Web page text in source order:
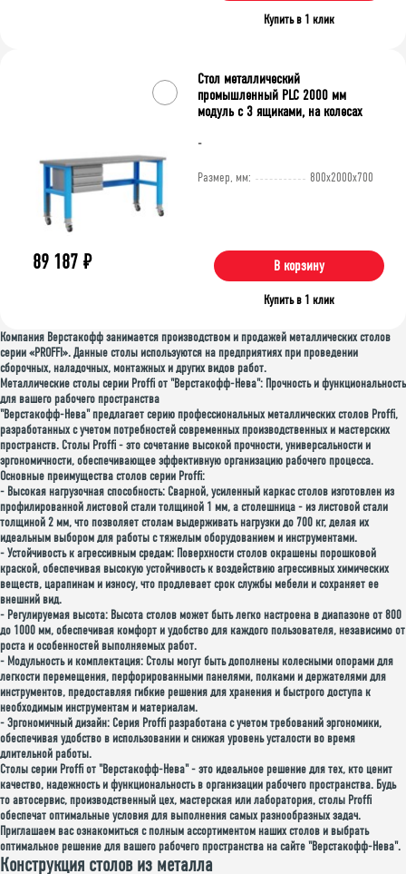
Купить в 1 клик
-
Стол металлический
промышленный PLC 2000 мм
модуль с 3 ящиками, на колесах
Размер, мм: 800x2000x700
89 187 ₽ В корзину
Купить в 1 клик
Компания Верстакофф занимается производством и продажей металлических столов
серии «PROFFI». Данные столы используются на предприятиях при проведении
сборочных, наладочных, монтажных и других видов работ.
Металлические столы серии Proffi от "Верстакофф-Нева": Прочность и функциональность
для вашего рабочего пространства
"Верстакофф-Нева" предлагает серию профессиональных металлических столов Proffi,
разработанных с учетом потребностей современных производственных и мастерских
пространств. Столы Proffi - это сочетание высокой прочности, универсальности и
эргономичности, обеспечивающее эффективную организацию рабочего процесса.
Основные преимущества столов серии Proffi:
- Высокая нагрузочная способность: Сварной, усиленный каркас столов изготовлен из
профилированной листовой стали толщиной 1 мм, а столешница - из листовой стали
толщиной 2 мм, что позволяет столам выдерживать нагрузки до 700 кг, делая их
идеальным выбором для работы с тяжелым оборудованием и инструментами.
-Устойчивость к агрессивным средам: Поверхности столов окрашены порошковой
краской, обеспечивая высокую устойчивость к воздействию агрессивных химических
веществ, царапинам и износу, что продлевает срок службы мебели и сохраняет ее
внешний вид.
- Регулируемая высота: Высота столов может быть легко настроена в диапазоне от 800
до 1000 мм, обеспечивая комфорт и удобство для каждого пользователя, независимо от
роста и особенностей выполняемых работ.
- Модульность и комплектация: Столы могут быть дополнены колесными опорами для
легкости перемещения, перфорированными панелями, полками и держателями для
инструментов, предоставляя гибкие решения для хранения и быстрого доступа к
необходимым инструментам и материалам.
-Эргономичный дизайн: Серия Proffi разработана с учетом требований эргономики,
обеспечивая удобство в использовании и снижая уровень усталости во время
длительной работы.
Столы серии Proffi от "Верстакофф-Нева" - это идеальное решение для тех, кто ценит
качество, надежность и функциональность в организации рабочего пространства. Будь
то автосервис, производственный цех, мастерская или лаборатория, столы Proffi
обеспечат оптимальные условия для выполнения самых разнообразных задач.
Приглашаем вас ознакомиться с полным ассортиментом наших столов и выбрать
оптимальное решение для вашего рабочего пространства на сайте "Верстакофф-Нева".
Конструкция столов из металла